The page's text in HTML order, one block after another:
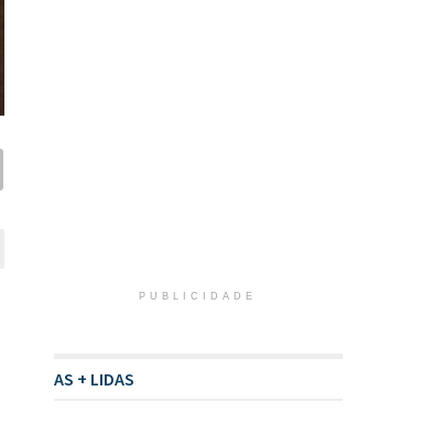
PUBLICIDADE
AS + LIDAS